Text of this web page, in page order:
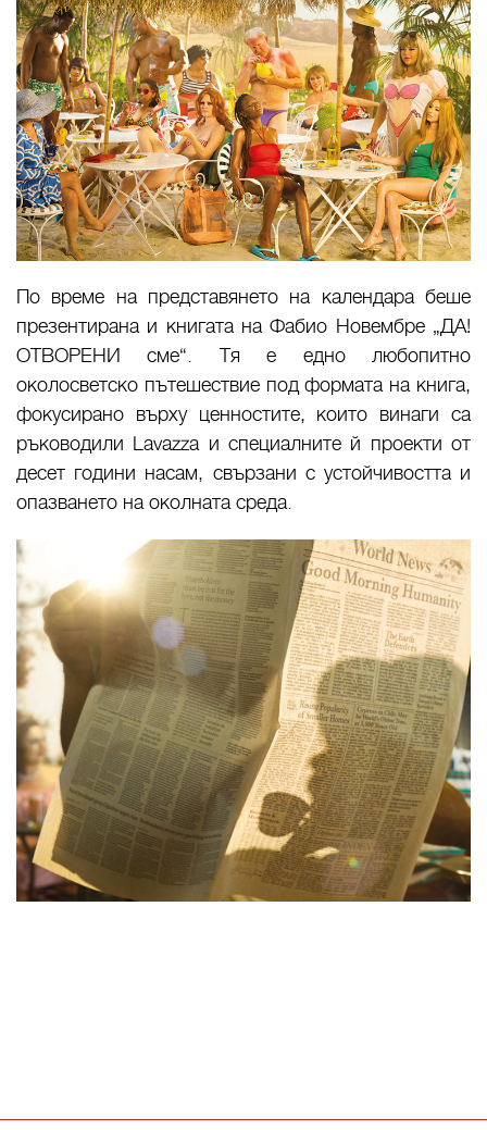
По време на представянето на календара беше
презентирана и книгата на Фабио Новембре „ДА!
ОТВОРЕНИ сме“. Тя е едно любопитно
околосветско пътешествие под формата на книга,
фокусирано върху ценностите, които винаги са
ръководили Lavazza и специалните й проекти от
десет години насам, свързани с устойчивостта и
опазването на околната среда.